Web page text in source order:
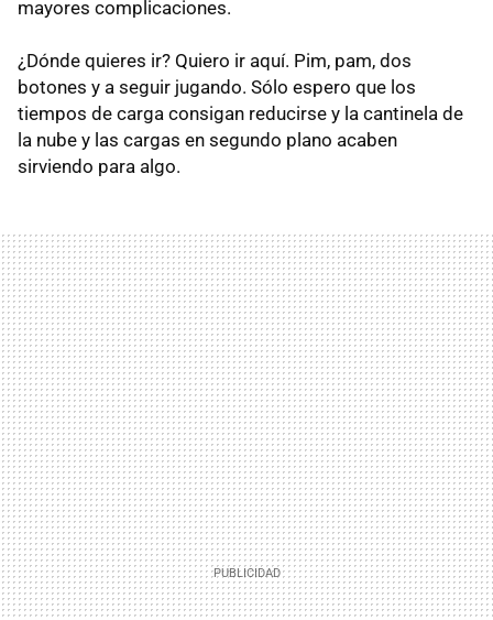
mayores complicaciones.
¿Dónde quieres ir? Quiero ir aquí. Pim, pam, dos
botones y a seguir jugando. Sólo espero que los
tiempos de carga consigan reducirse y la cantinela de
la nube y las cargas en segundo plano acaben
sirviendo para algo.